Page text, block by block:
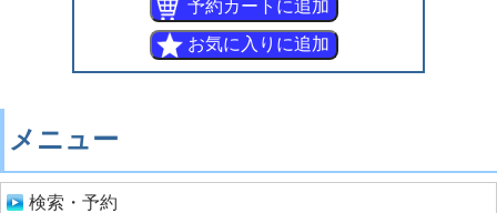
メニュー
検索・予約